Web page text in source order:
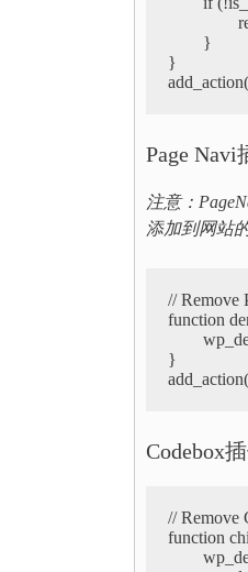
}
Page Navi
注意：
添加到网站
// Remove
function
}
Codebox
// Remove
function